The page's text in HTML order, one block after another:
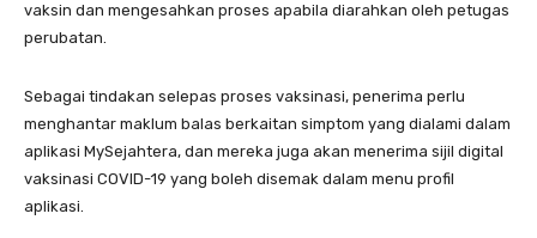
vaksin dan mengesahkan proses apabila diarahkan oleh petugas
perubatan.
Sebagai tindakan selepas proses vaksinasi, penerima perlu
menghantar maklum balas berkaitan simptom yang dialami dalam
aplikasi MySejahtera, dan mereka juga akan menerima sijil digital
vaksinasi COVID-19 yang boleh disemak dalam menu profil
aplikasi.